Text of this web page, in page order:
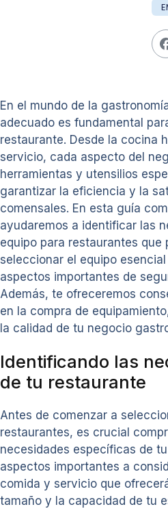
En el mundo de la
adecuado es fundamental
restaurante. Desde la cocina
servicio, cada aspecto del
herramientas y utensilios
garantizar la eficiencia y la
comensales. En esta guía
ayudaremos a identificar las
equipo para restaurantes que
seleccionar el equipo
aspectos importantes de
Además, te ofreceremos
en la compra de
la calidad de tu negocio
Identificando las
de tu restaurante
Antes de comenzar a
restaurantes, es crucial
necesidades específicas de
aspectos importantes a
comida y servicio que
tamaño y la capacidad de tu